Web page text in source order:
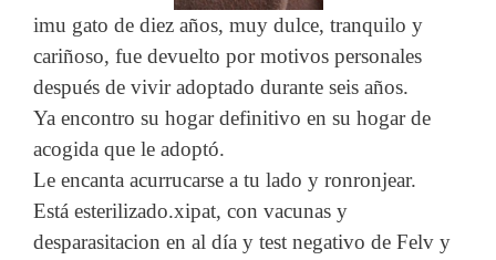
imu gato de diez años, muy dulce, tranquilo y
cariñoso, fue devuelto por motivos personales
después de vivir adoptado durante seis años.
Ya encontro su hogar definitivo en su hogar de
acogida que le adoptó.
Le encanta acurrucarse a tu lado y ronronjear.
Está esterilizado.xipat, con vacunas y
desparasitacion en al día y test negativo de Felv y